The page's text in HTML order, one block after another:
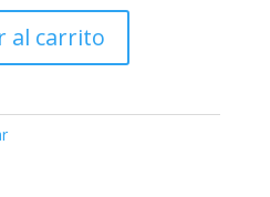
al carrito